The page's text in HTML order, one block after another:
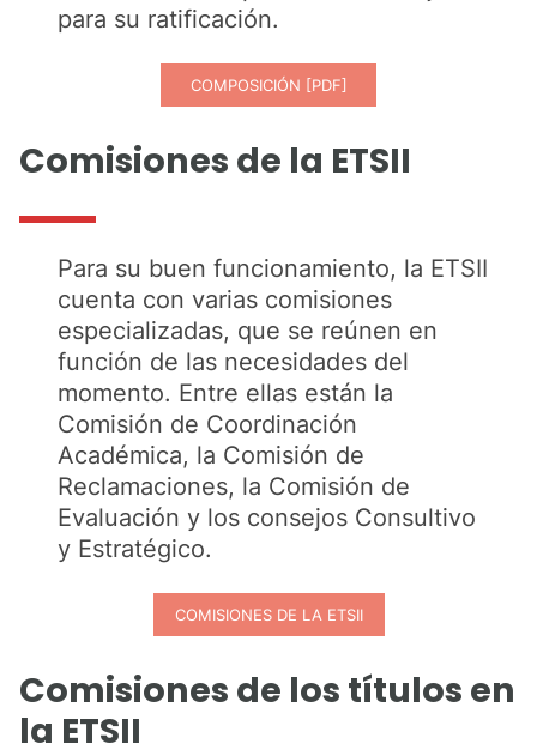
para su ratificación.
COMPOSICIÓN [PDF]
Comisiones de la ETSII
Para su buen funcionamiento, la ETSII
cuenta con varias comisiones
especializadas, que se reúnen en
función de las necesidades del
momento. Entre ellas están la
Comisión de Coordinación
Académica, la Comisión de
Reclamaciones, la Comisión de
Evaluación y los consejos Consultivo
y Estratégico.
COMISIONES DE LA ETSII
Comisiones de los títulos en
la ETSII